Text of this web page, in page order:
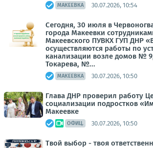
МАКЕЕВКА 30.07.2026, 10:54
Сегодня, 30 июля в
города Макеевки
Макеевского ПУВКХ ГУП ДНР
осуществляются работы по
канализации возле домов №
Токарева, №...
МАКЕЕВКА 30.07.2026, 10:50
Глава ДНР проверил работу
социализации подростков
Макеевке
ОФИЦ. 30.07.2026, 10:50
Твой выбор - твоя